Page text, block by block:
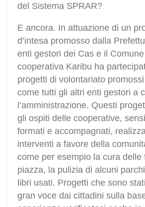
del Sistema SPRAR?
E ancora. In attuazione di un
d’intesa promosso dalla
enti gestori dei Cas e il
cooperativa Karibu ha
progetti di volontariato
come tutti gli altri enti gestori a
l’amministrazione. Questi
gli ospiti delle cooperative,
formati e accompagnati,
interventi a favore della
come per esempio la cura delle
piazza, la pulizia di alcuni
libri usati. Progetti che sono
gran voce dai cittadini sulla